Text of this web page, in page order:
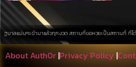
ๆเข้ามาแล้วทุกงวด สถานที่ขอหวยเป็นสถานที่ ที่ได้รั
About Auth0r |Privacy Policy|